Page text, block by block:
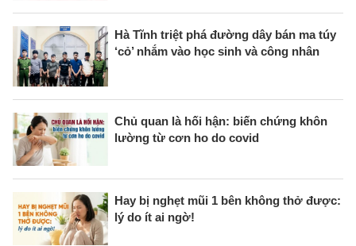
Hà Tĩnh triệt phá đường dây bán ma túy
‘cỏ’ nhắm vào học sinh và công nhân
Chủ quan là hối hận: biến chứng khôn
lường từ cơn ho do covid
Hay bị nghẹt mũi 1 bên không thở được:
lý do ít ai ngờ!